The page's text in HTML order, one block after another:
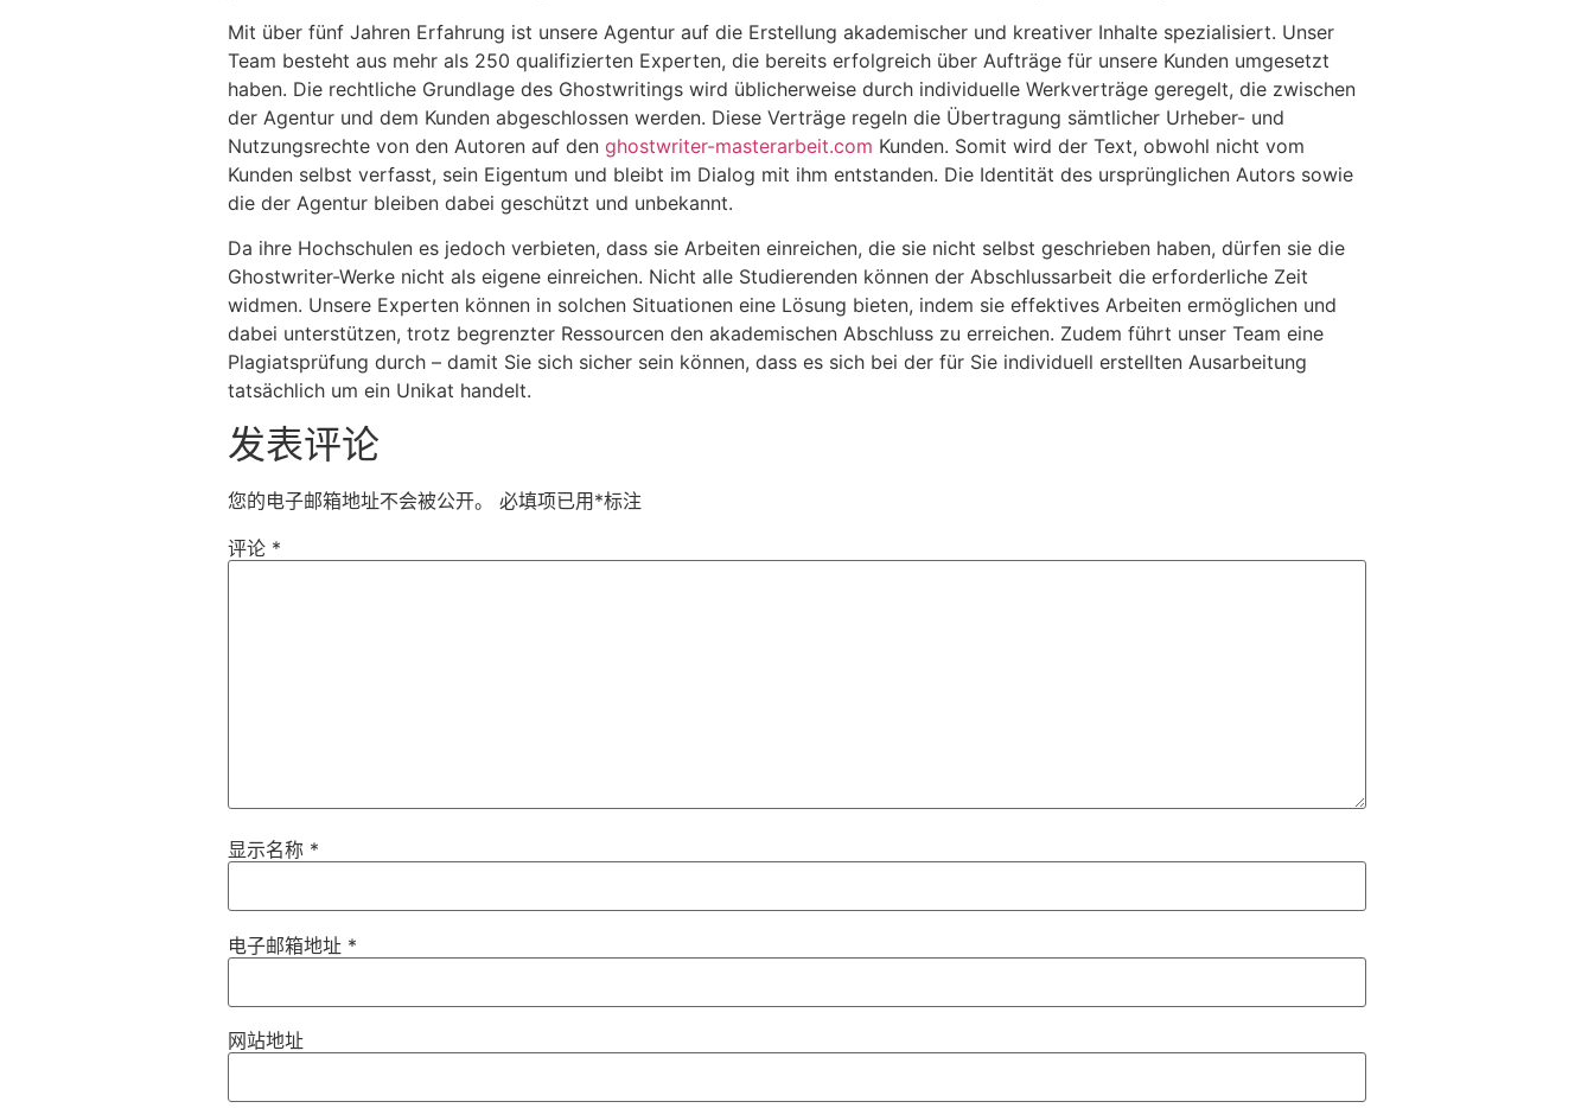
Mit über fünf Jahren Erfahrung ist unsere Agentur auf die Erstellung akademischer und kreativer Inhalte spezialisiert. Unser
Team besteht aus mehr als 250 qualifizierten Experten, die bereits erfolgreich über Aufträge für unsere Kunden umgesetzt
haben. Die rechtliche Grundlage des Ghostwritings wird üblicherweise durch individuelle Werkverträge geregelt, die zwischen
der Agentur und dem Kunden abgeschlossen werden. Diese Verträge regeln die Übertragung sämtlicher Urheber- und
Nutzungsrechte von den Autoren auf den ghostwriter-masterarbeit.com Kunden. Somit wird der Text, obwohl nicht vom
Kunden selbst verfasst, sein Eigentum und bleibt im Dialog mit ihm entstanden. Die Identität des ursprünglichen Autors sowie
die der Agentur bleiben dabei geschützt und unbekannt.
Da ihre Hochschulen es jedoch verbieten, dass sie Arbeiten einreichen, die sie nicht selbst geschrieben haben, dürfen sie die
Ghostwriter-Werke nicht als eigene einreichen. Nicht alle Studierenden können der Abschlussarbeit die erforderliche Zeit
widmen. Unsere Experten können in solchen Situationen eine Lösung bieten, indem sie effektives Arbeiten ermöglichen und
dabei unterstützen, trotz begrenzter Ressourcen den akademischen Abschluss zu erreichen. Zudem führt unser Team eine
Plagiatsprüfung durch – damit Sie sich sicher sein können, dass es sich bei der für Sie individuell erstellten Ausarbeitung
tatsächlich um ein Unikat handelt.
发表评论
您的电子邮箱地址不会被公开。 必填项已用*标注
评论 *
显示名称 *
电子邮箱地址 *
网站地址